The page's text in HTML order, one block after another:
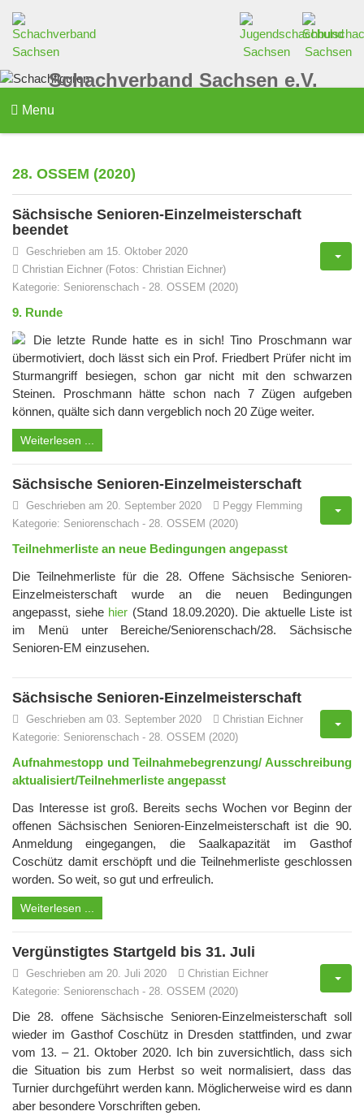
Schachverband Sachsen e.V.
Menu
28. OSSEM (2020)
Sächsische Senioren-Einzelmeisterschaft
beendet
Geschrieben am 15. Oktober 2020
Christian Eichner (Fotos: Christian Eichner)
Kategorie: Seniorenschach - 28. OSSEM (2020)
9. Runde
Die letzte Runde hatte es in sich! Tino Proschmann war
übermotiviert, doch lässt sich ein Prof. Friedbert Prüfer nicht im
Sturmangriff besiegen, schon gar nicht mit den schwarzen
Steinen. Proschmann hätte schon nach 7 Zügen aufgeben
können, quälte sich dann vergeblich noch 20 Züge weiter.
Weiterlesen ...
Sächsische Senioren-Einzelmeisterschaft
Geschrieben am 20. September 2020
Peggy Flemming
Kategorie: Seniorenschach - 28. OSSEM (2020)
Teilnehmerliste an neue Bedingungen angepasst
Die Teilnehmerliste für die 28. Offene Sächsische Senioren-
Einzelmeisterschaft wurde an die neuen Bedingungen
angepasst, siehe hier (Stand 18.09.2020). Die aktuelle Liste ist
im Menü unter Bereiche/Seniorenschach/28. Sächsische
Senioren-EM einzusehen.
Sächsische Senioren-Einzelmeisterschaft
Geschrieben am 03. September 2020
Christian Eichner
Kategorie: Seniorenschach - 28. OSSEM (2020)
Aufnahmestopp und Teilnahmebegrenzung/ Ausschreibung
aktualisiert/Teilnehmerliste angepasst
Das Interesse ist groß. Bereits sechs Wochen vor Beginn der
offenen Sächsischen Senioren-Einzelmeisterschaft ist die 90.
Anmeldung eingegangen, die Saalkapazität im Gasthof
Coschütz damit erschöpft und die Teilnehmerliste geschlossen
worden. So weit, so gut und erfreulich.
Weiterlesen ...
Vergünstigtes Startgeld bis 31. Juli
Geschrieben am 20. Juli 2020
Christian Eichner
Kategorie: Seniorenschach - 28. OSSEM (2020)
Die 28. offene Sächsische Senioren-Einzelmeisterschaft soll
wieder im Gasthof Coschütz in Dresden stattfinden, und zwar
vom 13. – 21. Oktober 2020. Ich bin zuversichtlich, dass sich
die Situation bis zum Herbst so weit normalisiert, dass das
Turnier durchgeführt werden kann. Möglicherweise wird es dann
aber besondere Vorschriften geben.